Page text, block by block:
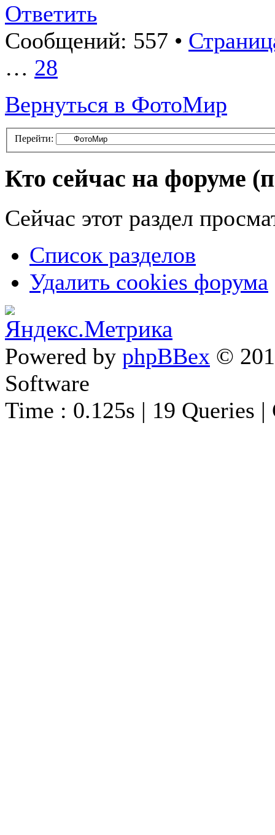
Ответить
Сообщений: 557 •
… 28
Вернуться в ФотоМир
Перейти:
Кто сейчас на форуме
Сейчас этот раздел
Список разделов
Удалить cookies форума
Powered by phpBBex ©
Software
Time : 0.125s | 19 Queries